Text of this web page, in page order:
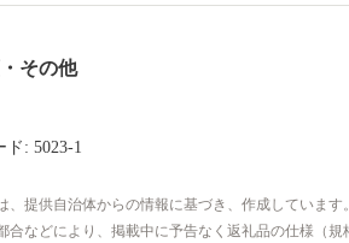
その他
: 5023-1
、提供自治体からの情報に基づき、作成しています。
合などにより、掲載中に予告なく返礼品の仕様（